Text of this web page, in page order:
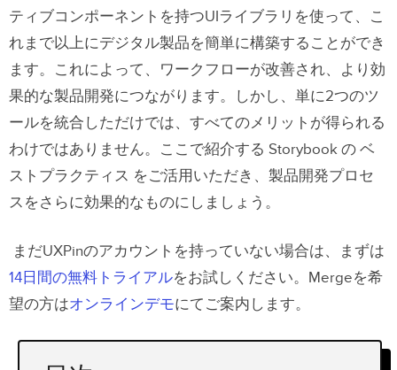
ティブコンポーネントを持つUIライブラリを使って、こ
れまで以上にデジタル製品を簡単に構築することができ
ます。これによって、ワークフローが改善され、より効
果的な製品開発につながります。しかし、単に2つのツ
ールを統合しただけでは、すべてのメリットが得られる
わけではありません。ここで紹介する Storybook の ベ
ストプラクティス をご活用いただき、製品開発プロセ
スをさらに効果的なものにしましょう。
まだUXPinのアカウントを持っていない場合は、まずは
14日間の無料トライアルをお試しください。Mergeを希
望の方はオンラインデモにてご案内します。